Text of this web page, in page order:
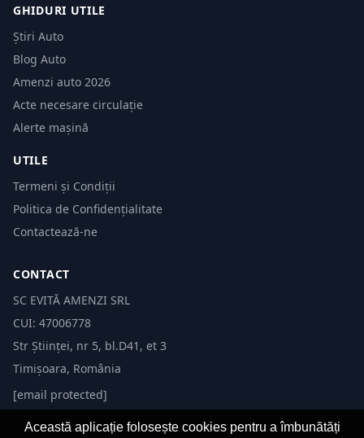
GHIDURI UTILE
Știri Auto
Blog Auto
Amenzi auto 2026
Acte necesare circulație
Alerte mașină
UTILE
Termeni și Condiții
Politica de Confidențialitate
Contactează-ne
CONTACT
SC EVITĂ AMENZI SRL
CUI: 47006778
Str Științei, nr 5, bl.D41, et 3
Timișoara, România
[email protected]
Această aplicație folosește cookies pentru a îmbunătăți